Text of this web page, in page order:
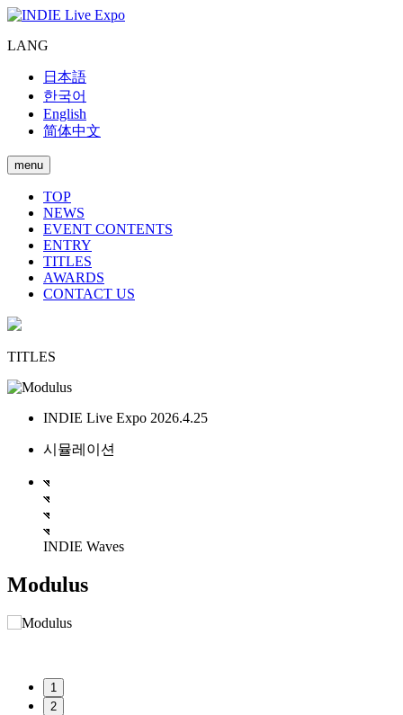
LANG
日本語
한국어
English
简体中文
menu
TOP
NEWS
EVENT CONTENTS
ENTRY
TITLES
AWARDS
CONTACT US
TITLES
INDIE Live Expo 2026.4.25
시뮬레이션
INDIE Waves
Modulus
1
2